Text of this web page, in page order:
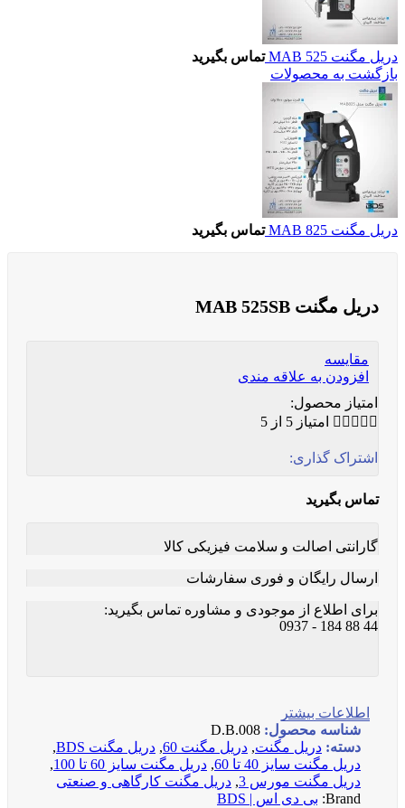
دریل مگنت MAB 525
تماس بگیرید
بازگشت به محصولات
دریل مگنت MAB 825 تماس بگیرید
دریل مگنت MAB 525SB
مقایسه
افزودن به علاقه مندی
امتیاز محصول:
     امتیاز 5 از 5
اشتراک گذاری:
تماس بگیرید
گارانتی اصالت و سلامت فیزیکی کالا
ارسال رایگان و فوری سفارشات
برای اطلاع از موجودی و مشاوره تماس بگیرید:
44 88 184 - 0937
اطلاعات بیشتر
شناسه محصول: D.B.008
دسته: دریل مگنت, دریل مگنت 60 , دریل مگنت BDS
,
دریل مگنت سایز 40 تا 60
, دریل مگنت سایز 60 تا 100
,
دریل مگنت مورس 3
, دریل مگنت کارگاهی و صنعتی
Brand: بی دی اس | BDS